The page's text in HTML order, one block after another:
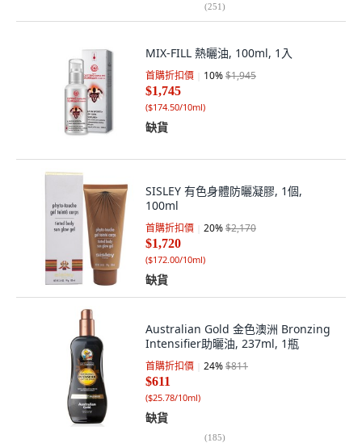
(251)
MIX-FILL 熱曬油, 100ml, 1入
首購折扣價 10%$1,945
$1,745
($174.50/10ml)
缺貨
SISLEY 有色身體防曬凝膠, 1個,
100ml
首購折扣價 20%$2,170
$1,720
($172.00/10ml)
缺貨
Australian Gold 金色澳洲 Bronzing
Intensifier助曬油, 237ml, 1瓶
首購折扣價 24%$811
$611
($25.78/10ml)
缺貨
(185)